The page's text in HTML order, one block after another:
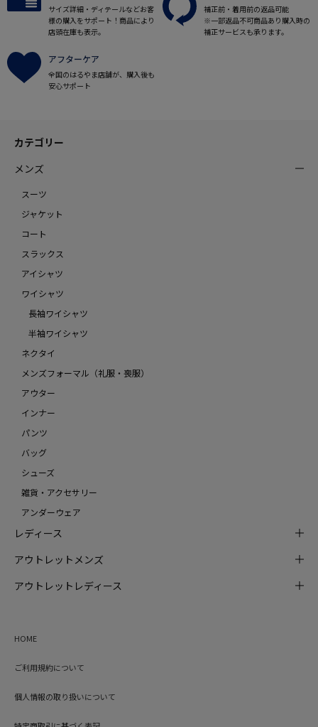
サイズ詳細・ディテールなどお客
様の購入をサポート！商品により
店頭在庫も表示。
補正前・着用前の返品可能
※一部返品不可商品あり購入時の
補正サービスも承ります。
アフターケア
全国のはるやま店舗が、購入後も
安心サポート
カテゴリー
メンズ
スーツ
ジャケット
コート
スラックス
アイシャツ
ワイシャツ
長袖ワイシャツ
半袖ワイシャツ
ネクタイ
メンズフォーマル（礼服・喪服）
アウター
インナー
パンツ
バッグ
シューズ
雑貨・アクセサリー
アンダーウェア
レディース
アウトレットメンズ
アウトレットレディース
HOME
ご利用規約について
個人情報の取り扱いについて